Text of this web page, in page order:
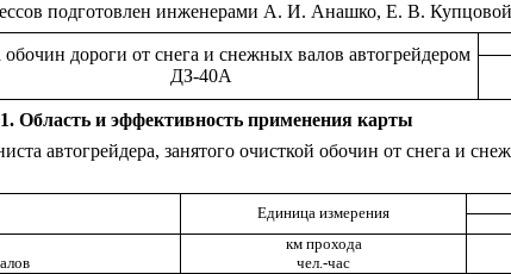
подготовлен инженерами А. И. Анашко, Е. В.
дороги от снега и снежных валов автогрейдером
ДЗ-40А
1. Область и эффективность применения карты
автогрейдера, занятого очисткой обочин от снега и
Единица измерения
км прохода
чел.-час